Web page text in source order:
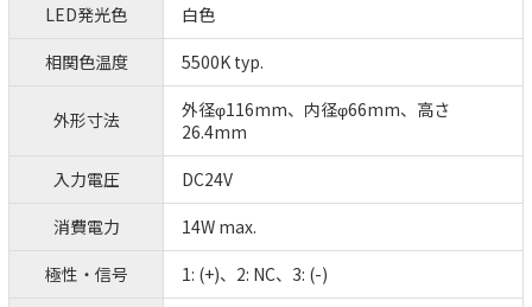
LED発光色
白色
相関色温度
5500K typ.
外形寸法
外径φ116mm、内径φ66mm、高さ
26.4mm
入力電圧
DC24V
消費電力
14W max.
極性・信号
1: (+)、2: NC、3: (-)